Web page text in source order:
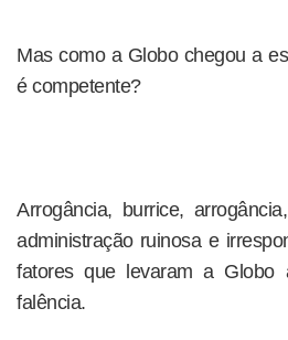
Mas como a Globo chegou a
é competente?
Arrogância, burrice,
administração ruinosa e
fatores que levaram a
falência.